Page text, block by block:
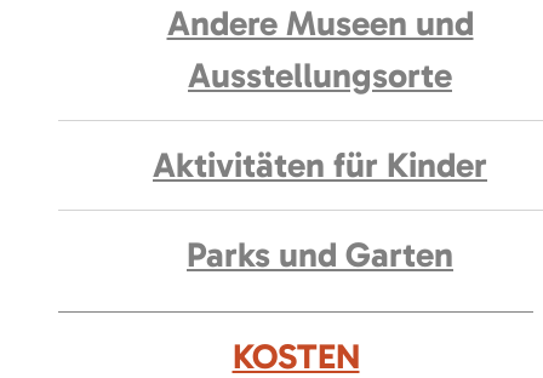
Andere Museen und
Ausstellungsorte
Aktivitäten für Kinder
Parks und Garten
KOSTEN